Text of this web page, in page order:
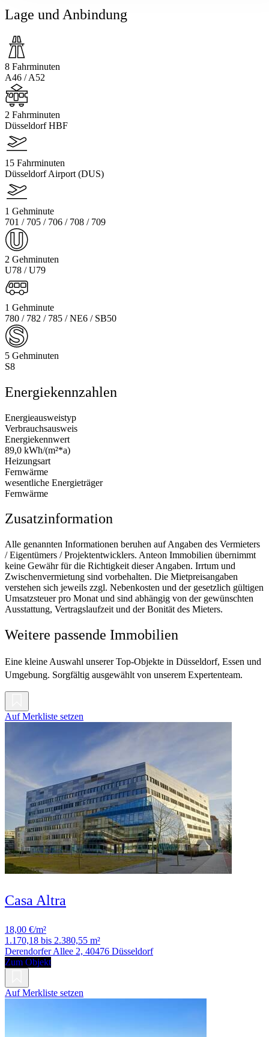
Lage und Anbindung
8 Fahrminuten
A46 / A52
2 Fahrminuten
Düsseldorf HBF
15 Fahrminuten
Düsseldorf Airport (DUS)
1 Gehminute
701 / 705 / 706 / 708 / 709
2 Gehminuten
U78 / U79
1 Gehminute
780 / 782 / 785 / NE6 / SB50
5 Gehminuten
S8
Energiekennzahlen
Energieausweistyp
Verbrauchsausweis
Energiekennwert
89,0 kWh/(m²*a)
Heizungsart
Fernwärme
wesentliche Energieträger
Fernwärme
Zusatzinformation
Alle genannten Informationen beruhen auf Angaben des Vermieters
/ Eigentümers / Projektentwicklers. Anteon Immobilien übernimmt
keine Gewähr für die Richtigkeit dieser Angaben. Irrtum und
Zwischenvermietung sind vorbehalten. Die Mietpreisangaben
verstehen sich jeweils zzgl. Nebenkosten und der gesetzlich gültigen
Umsatzsteuer pro Monat und sind abhängig von der gewünschten
Ausstattung, Vertragslaufzeit und der Bonität des Mieters.
Weitere passende Immobilien
Eine kleine Auswahl unserer Top-Objekte in Düsseldorf, Essen und
Umgebung. Sorgfältig ausgewählt von unserem Expertenteam.
Auf Merkliste setzen
Casa Altra
18,00 €/m²
1.170,18 bis 2.380,55 m²
Derendorfer Allee 2, 40476 Düsseldorf
Zum Objekt
Auf Merkliste setzen